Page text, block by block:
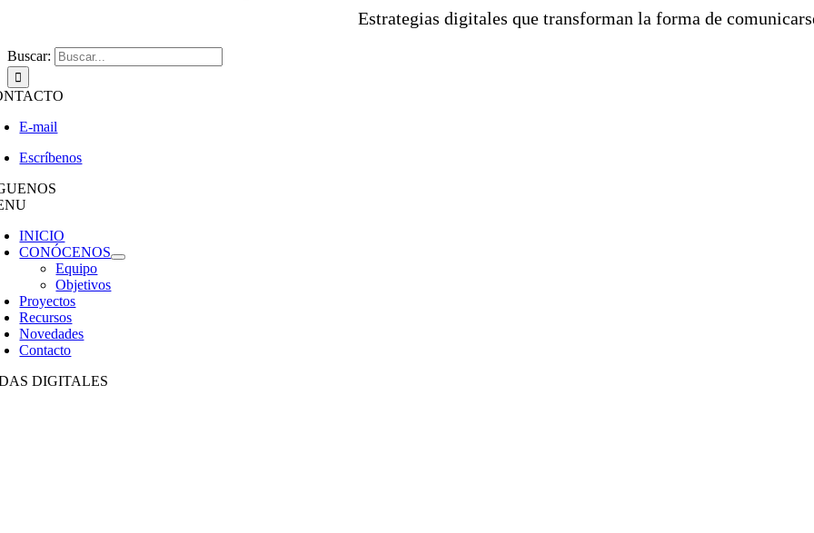
Estrategias digitales que transforman la forma de
Buscar:
E-mail
Escríbenos
INICIO
CONÓCENOS
Equipo
Objetivos
Proyectos
Recursos
Novedades
Contacto
DIGITALES